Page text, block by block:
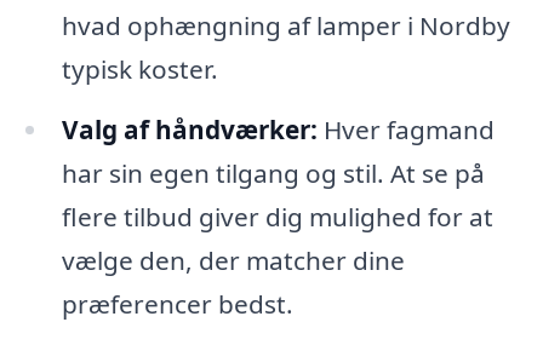
hvad ophængning af lamper i Nordby
typisk koster.
Valg af håndværker: Hver fagmand
har sin egen tilgang og stil. At se på
flere tilbud giver dig mulighed for at
vælge den, der matcher dine
præferencer bedst.